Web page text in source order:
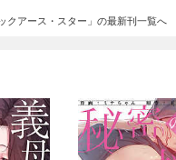
クアース・スター」の最新刊一覧へ